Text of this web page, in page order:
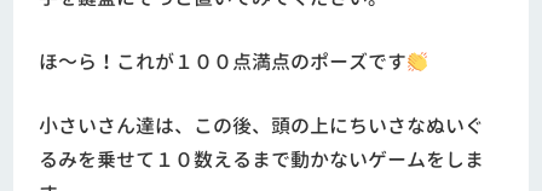
ほ～ら！これが１００点満点のポーズです
小さいさん達は、この後、頭の上にちいさなぬいぐ
るみを乗せて１０数えるまで動かないゲームをしま